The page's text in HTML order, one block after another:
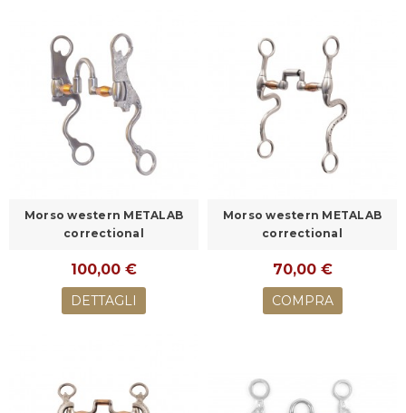
Morso western METALAB
correctional
100,00 €
DETTAGLI
Morso western METALAB
correctional
70,00 €
COMPRA